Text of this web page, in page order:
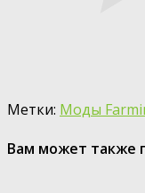
Метки: Моды
Вам может также